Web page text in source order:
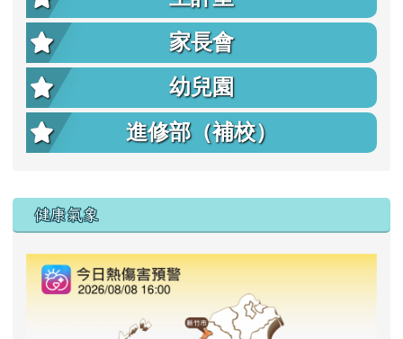
家長會
幼兒園
進修部（補校）
右邊區域內容
健康氣象